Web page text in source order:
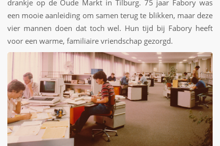
drankje op de Oude Markt in Tilburg. 75 jaar Fabory was
een mooie aanleiding om samen terug te blikken, maar deze
vier mannen doen dat toch wel. Hun tijd bij Fabory heeft
voor een warme, familiaire vriendschap gezorgd.